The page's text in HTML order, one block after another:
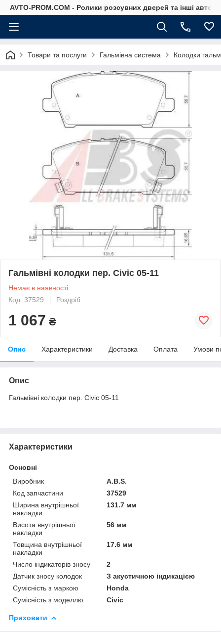
AVTO-PROM.COM - Ролики розсувних дверей та інші
Товари та послуги Гальмівна система Колодки
Гальмівні колодки пер. Civic 05-11
Немає в наявності
Код: 37529
Роздріб
1 067 ₴
Опис Характеристики Доставка Оплата Умови
Опис
Гальмівні колодки пер. Civic 05-11
Характеристики
Основні
Виробник
A.B.S.
Код запчастини
37529
Ширина внутрішньої
накладки
131.7 мм
Висота внутрішньої
накладки
56 мм
Товщина внутрішньої
накладки
17.6 мм
Число індикаторів зносу
2
Датчик зносу колодок
З акустичною індикацією
Сумісність з маркою
Honda
Сумісність з моделлю
Civic
Приховати